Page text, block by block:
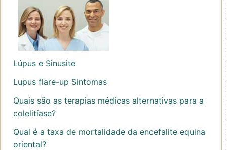
Lúpus e Sinusite
Lupus flare-up Sintomas
Quais são as terapias médicas alternativas para a
colelitíase?
Qual é a taxa de mortalidade da encefalite equina
oriental?